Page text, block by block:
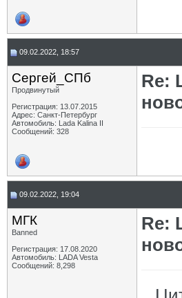
09.02.2022, 18:57
Сергей_СПб
Продвинутый
Регистрация: 13.07.2015
Адрес: Санкт-Петербург
Автомобиль: Lada Kalina II
Сообщений: 328
Re:
09.02.2022, 19:04
МГК
Banned
Регистрация: 17.08.2020
Автомобиль: LADA Vesta
Сообщений: 8,298
Re: